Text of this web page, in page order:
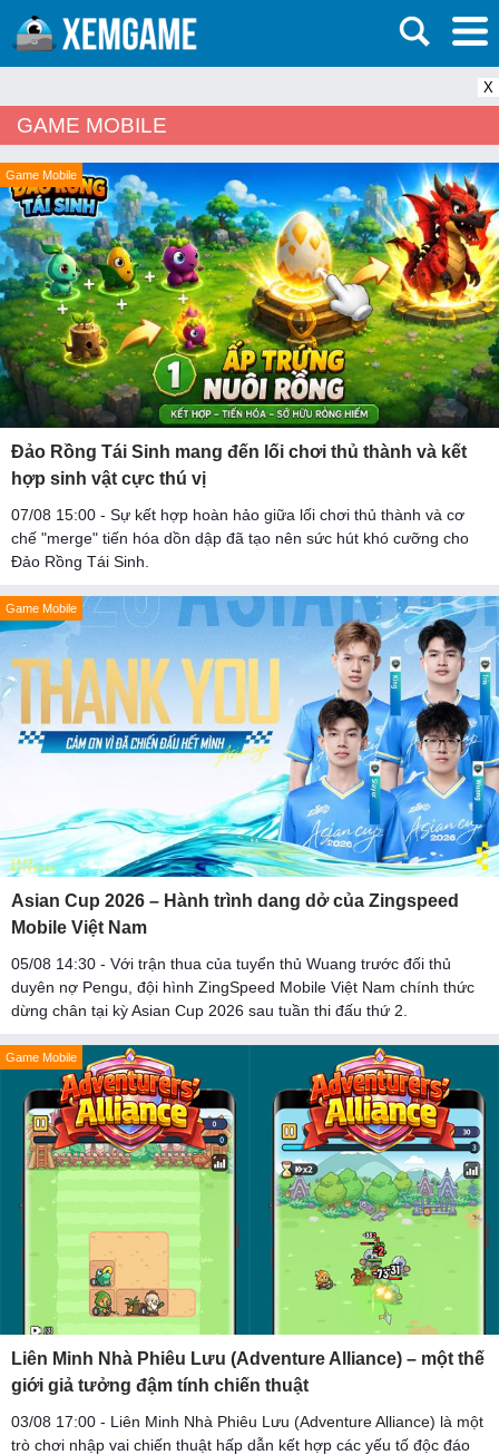
X
GAME MOBILE
Game Mobile
Đảo Rồng Tái Sinh mang đến lối chơi thủ thành và kết
hợp sinh vật cực thú vị
07/08 15:00 - Sự kết hợp hoàn hảo giữa lối chơi thủ thành và cơ
chế "merge" tiến hóa dồn dập đã tạo nên sức hút khó cưỡng cho
Đảo Rồng Tái Sinh.
Game Mobile
Asian Cup 2026 – Hành trình dang dở của Zingspeed
Mobile Việt Nam
05/08 14:30 - Với trận thua của tuyển thủ Wuang trước đối thủ
duyên nợ Pengu, đội hình ZingSpeed Mobile Việt Nam chính thức
dừng chân tại kỳ Asian Cup 2026 sau tuần thi đấu thứ 2.
Game Mobile
Liên Minh Nhà Phiêu Lưu (Adventure Alliance) – một thế
giới giả tưởng đậm tính chiến thuật
03/08 17:00 - Liên Minh Nhà Phiêu Lưu (Adventure Alliance) là một
trò chơi nhập vai chiến thuật hấp dẫn kết hợp các yếu tố độc đáo